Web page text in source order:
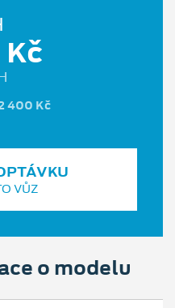
400 Kč
VŮZ
o modelu